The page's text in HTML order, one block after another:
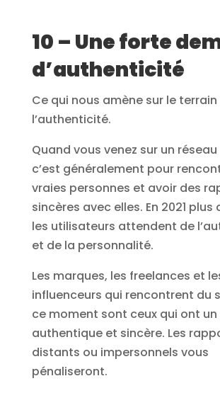
10 – Une forte
d’authenticité
Ce qui nous amène sur le
l’authenticité.
Quand vous venez sur un
c’est généralement pour
vraies personnes et avoir des
sincères avec elles. En 2021 plus
les utilisateurs attendent de
et de la personnalité.
Les marques, les freelances et
influenceurs qui rencontrent du
ce moment sont ceux qui ont
authentique et sincère. Les
distants ou impersonnels vous
pénaliseront.